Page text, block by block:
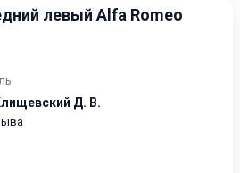
левый Alfa Romeo
Д. В.